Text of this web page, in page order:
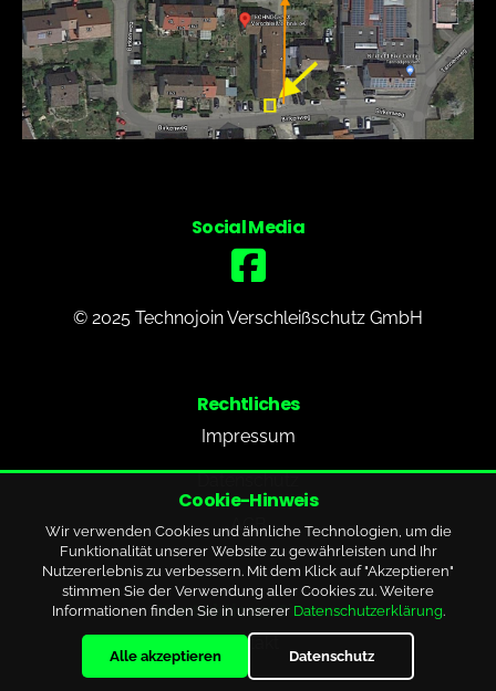
Social Media
© 2025 Technojoin Verschleißschutz GmbH
Rechtliches
Impressum
Datenschutz
AGB
Kontaktieren Sie uns
Kontakt
Cookie-Hinweis
Wir verwenden Cookies und ähnliche Technologien, um die
Funktionalität unserer Website zu gewährleisten und Ihr
Nutzererlebnis zu verbessern. Mit dem Klick auf "Akzeptieren"
stimmen Sie der Verwendung aller Cookies zu. Weitere
Informationen finden Sie in unserer Datenschutzerklärung.
Alle akzeptieren Datenschutz